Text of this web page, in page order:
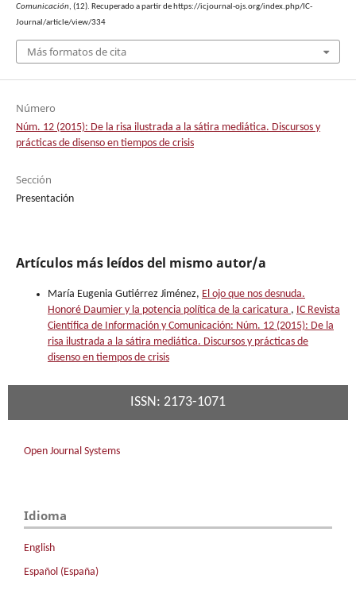
Comunicación, (12). Recuperado a partir de https://icjournal-ojs.org/index.php/IC-
Journal/article/view/334
Más formatos de cita
Número
Núm. 12 (2015): De la risa ilustrada a la sátira mediática. Discursos y
prácticas de disenso en tiempos de crisis
Sección
Presentación
Artículos más leídos del mismo autor/a
María Eugenia Gutiérrez Jiménez, El ojo que nos desnuda.
Honoré Daumier y la potencia política de la caricatura , IC Revista
Científica de Información y Comunicación: Núm. 12 (2015): De la
risa ilustrada a la sátira mediática. Discursos y prácticas de
disenso en tiempos de crisis
ISSN: 2173-1071
Open Journal Systems
Idioma
English
Español (España)